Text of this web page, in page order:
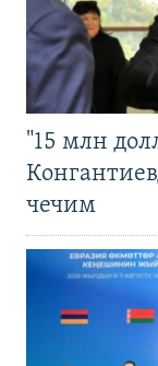
"15 млн
чечим